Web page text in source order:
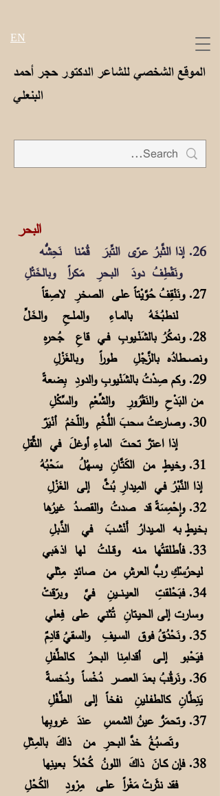
الموقع الشخصي للشاعر الدكتور حجر أحمد
البنعلي
EN
البحر
26. إذا الثَّبرُ عــرّى التِّبرَ قُـمْنا نَحِشُّه
ونَقْطِفُ دودَ البـحرِ مَـكراً وبالخَتْلِ
27. ونَنْقِفُ حُوَّيْتاً علـى الصخرِ لاصِقاً
لنطبُخَهُ بالمــاءِ والملـــحِ والخَـلِّ
28. ونمكُرُ بالشَنْــيوبِ فــي قاعِ جُحرهِ
ونصـــطادُه بالزَّجْلِ طوراً وبالغَزْلِ
29. وكم صِدْتُ بالشَنْيوبِ والدودِ بِضعةً
من البَـدْحِ والنَقْرُورِ والشِّعْمِ والسِّكْلِ
30. وصارعتُ سحبَ اللُّخْمِ واللّخمُ أنْيَرٌ
إذا اعترَّ تحـتَ الماءِ أوغلَ في الثِّقلِ
31. وخيطٍ من الكَتَّـانِ يـسـهُلُ سَحْبُهُ
إذا النَّبْرُ فـي المِيدارِ بُثَّ إلى الغَزْلِ
32. وإحْمِسَةً قد صدتُ والقصــدُ غيرُها
بخيطٍ به المــيدارُ أَنْشـبَ في الذَّبلِ
33. فأطلقتُها منه وقـــلتُ لها اذهَبي
ليحرُسْكِ ربُّ العرشِ مـن صائدٍ مِثلي
34. فبَحْلقتِ العيــنــــينِ فيَّ وبرّقتْ
وسارت إلى الحيـتانِ تُثني على فِعلي
35. ونَحْدُقُ فوق الســيفِ والسقيُ قادِمٌ
فيَحْبو إلــى أقدامِنا البحرُ كـالطِّفلِ
36. ونَرقُبُ بعـدَ العصر دُخْساً ودُخسةً
يَنِطَّانِ كالطفــلينِ نفخاً إلى الطِّـفْلِ
37. وتحـمَرُّ عينُ الشـمسِ عندَ غروبِها
وتَصبُغُ خدَّ البـحرِ من ذاكَ بالمِـثلِ
38. فإن كــانَ ذاكَ اللونُ كُحْلاً بعينِها
فقد نثَرتْ مَغْراً علــى مِرْودِ الكُحْلِ